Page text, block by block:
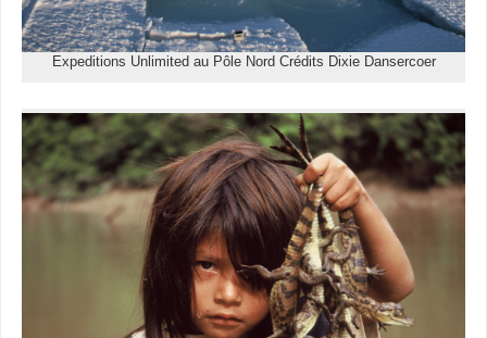
Expeditions Unlimited au Pôle Nord Crédits Dixie Dansercoer